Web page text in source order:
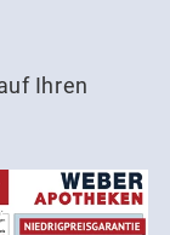
Ihren